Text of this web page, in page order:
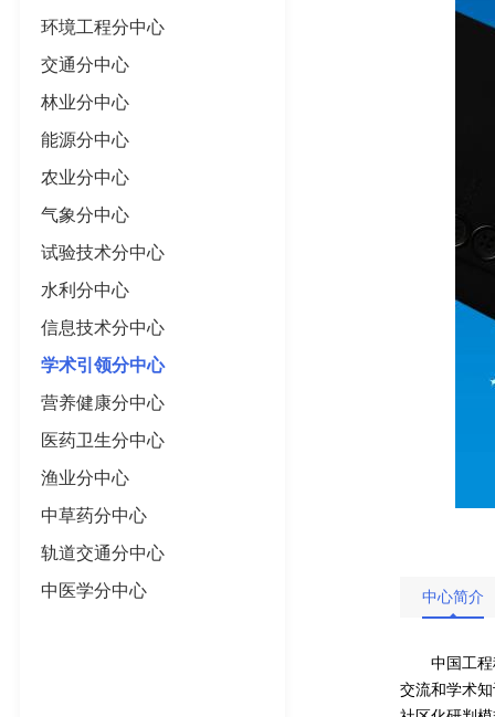
环境工程分中心
交通分中心
林业分中心
能源分中心
农业分中心
气象分中心
试验技术分中心
水利分中心
信息技术分中心
学术引领分中心
营养健康分中心
医药卫生分中心
渔业分中心
中草药分中心
轨道交通分中心
中医学分中心
中心简介
中国工
交流和学术